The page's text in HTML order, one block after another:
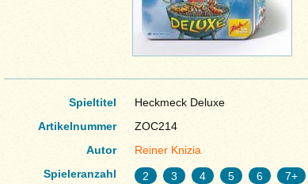
Spieltitel
Heckmeck Deluxe
Artikelnummer
ZOC214
Autor
Reiner Knizia
Spieleranzahl
2 3 4 5 6
7+